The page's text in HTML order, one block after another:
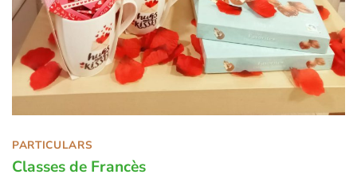
PARTICULARS
Classes de Francès